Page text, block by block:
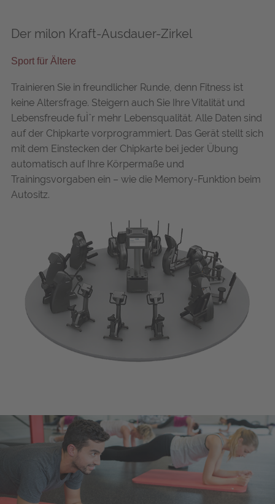
Der milon Kraft-Ausdauer-Zirkel
Sport für Ältere
Trainieren Sie in freundlicher Runde, denn Fitness ist
keine Altersfrage. Steigern auch Sie Ihre Vitalität und
Lebensfreude fuÌˆr mehr Lebensqualität. Alle Daten sind
auf der Chipkarte vorprogrammiert. Das Gerät stellt sich
mit dem Einstecken der Chipkarte bei jeder Übung
automatisch auf Ihre Körpermaße und
Trainingsvorgaben ein – wie die Memory-Funktion beim
Autositz.